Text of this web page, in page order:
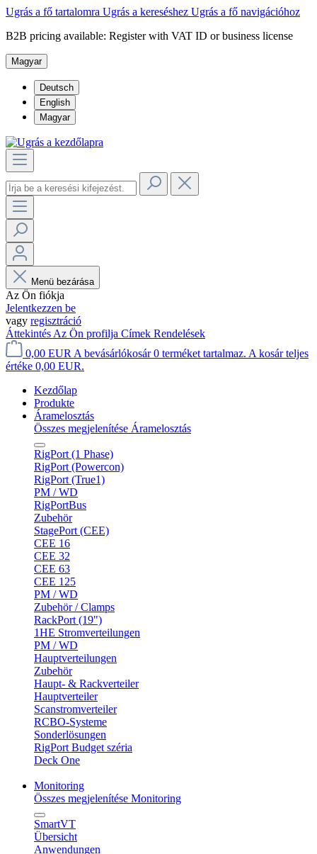
Ugrás a fő tartalomra Ugrás a kereséshez Ugrás a fő navigációhoz
B2B pricing available: Register with VAT ID or business license
Magyar
Deutsch
English
Magyar
Menü bezárása
Az Ön fiókja
Jelentkezzen be
vagy regisztráció
Áttekintés Az Ön profilja Címek Rendelések
0,00 EUR A bevásárlókosár 0 terméket tartalmaz. A kosár teljes
értéke 0,00 EUR.
Kezdőlap
Produkte
Áramelosztás
Összes megjelenítése Áramelosztás
RigPort (1 Phase)
RigPort (Powercon)
RigPort (True1)
PM / WD
RigPortBus
Zubehör
StagePort (CEE)
CEE 16
CEE 32
CEE 63
CEE 125
PM / WD
Zubehör / Clamps
RackPort (19")
1HE Stromverteilungen
PM / WD
Hauptverteilungen
Zubehör
Haupt- & Rackverteiler
Hauptverteiler
Scanstromverteiler
RCBO-Systeme
Sonderlösungen
RigPort Budget széria
Deck One
Monitoring
Összes megjelenítése Monitoring
SmartVT
Übersicht
Anwendungen